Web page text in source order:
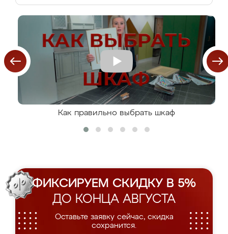
Как правильно выбрать шкаф
ФИКСИРУЕМ СКИДКУ В 5%
ДО КОНЦА АВГУСТА
Оставьте заявку сейчас, скидка
сохранится.